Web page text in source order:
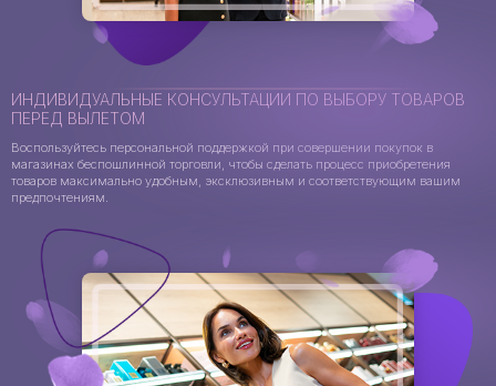
ИНДИВИДУАЛЬНЫЕ КОНСУЛЬТАЦИИ ПО ВЫБОРУ ТОВАРОВ
ПЕРЕД ВЫЛЕТОМ
Воспользуйтесь персональной поддержкой при совершении покупок в
магазинах беспошлинной торговли, чтобы сделать процесс приобретения
товаров максимально удобным, эксклюзивным и соответствующим вашим
предпочтениям.